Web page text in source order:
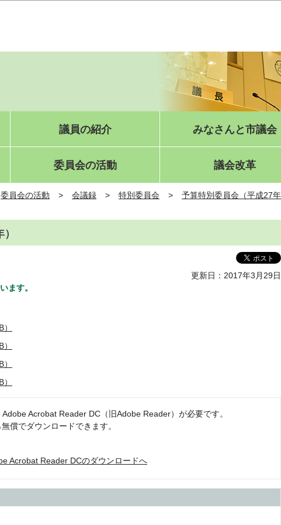
議員の紹介 みなさんと市議会
委員会の活動 議会改革
委員会の活動 会議録 特別委員会
予算特別委員会（平成27年
更新日：2017年3月29日
ます。
Acrobat Reader DC（旧Adobe Reader）が必要です。
償でダウンロードできます。
Acrobat Reader DCのダウンロードへ